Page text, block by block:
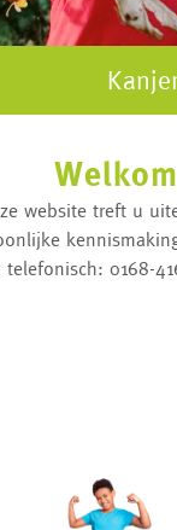
website treft u
telefonisch: 0168-